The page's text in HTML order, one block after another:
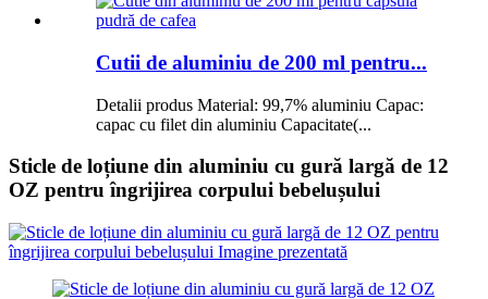
Cutii de aluminiu de 200 ml pentru...
Detalii produs Material: 99,7% aluminiu Capac:
capac cu filet din aluminiu Capacitate(...
Sticle de loțiune din aluminiu cu gură largă de 12
OZ pentru îngrijirea corpului bebelușului